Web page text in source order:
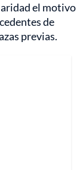
el motivo
de
previas.